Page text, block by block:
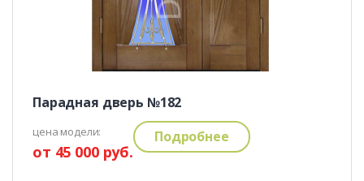
Парадная дверь №182
цена модели:
от 45 000 руб.
Подробнее